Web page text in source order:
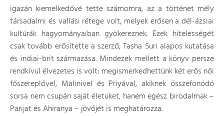
igazán kiemelkedővé tette számomra, az a történet mély
társadalmi és vallási rétege volt, melyek erősen a dél-ázsiai
kultúrák hagyományaiban gyökereznek. Ezek hitelességét
csak tovább erősítette a szerző, Tasha Suri alapos kutatása
és indiai-brit származása. Mindezek mellett a könyv persze
rendkívül élvezetes is volt: megismerkedhettünk két erős női
főszereplővel, Malinivel és Priyával, akiknek összefonódó
sorsa nem csupán saját életüket, hanem egész birodalmak –
Parijat és Ahiranya – jövőjét is meghatározza.